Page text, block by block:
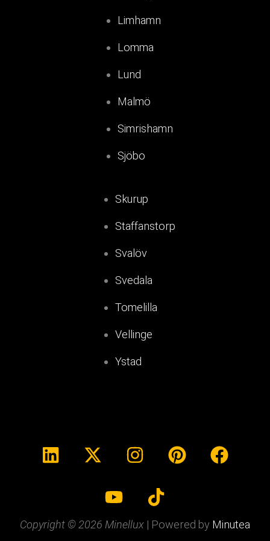
Limhamn
Lomma
Lund
Malmö
Simrishamn
Sjöbo
Skurup
Staffanstorp
Svalöv
Svedala
Tomelilla
Vellinge
Ystad
Copyright © 2026 Minellux | Powered by Minutea